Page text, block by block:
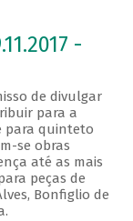
-
de divulgar
para a
para quinteto
se obras
até as mais
peças de
Bonfiglio de